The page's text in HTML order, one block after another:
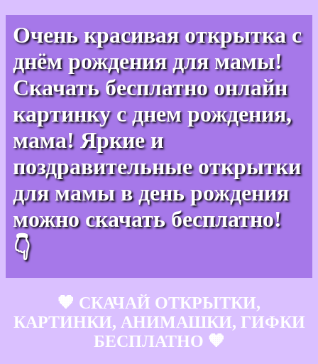
Очень красивая открытка с
днём рождения для мамы!
Скачать бесплатно онлайн
картинку с днем рождения,
мама! Яркие и
поздравительные открытки
для мамы в день рождения
можно скачать бесплатно!
👇
🧡 СКАЧАЙ ОТКРЫТКИ,
КАРТИНКИ, АНИМАШКИ, ГИФКИ
БЕСПЛАТНО 🧡